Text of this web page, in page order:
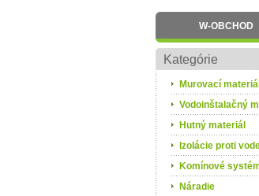
W-OBCHOD
Kategórie
Murovací materiál
Vodoinštalačný
Hutný materiál
Izolácie proti
Komínové
Náradie